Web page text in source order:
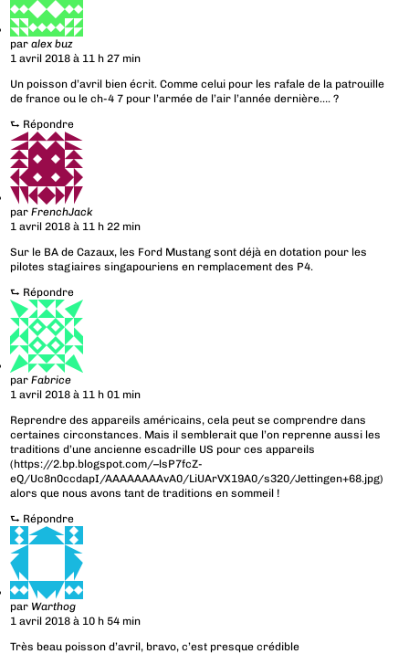
paralex buz
1 avril 2018 à 11 h 27 min
Un poisson d’avril bien écrit. Comme celui pour les rafale de la patrouille
de france ou le ch-4 7 pour l’armée de l’air l’année dernière…. ?
⮑ Répondre
parFrenchJack
1 avril 2018 à 11 h 22 min
Sur le BA de Cazaux, les Ford Mustang sont déjà en dotation pour les
pilotes stagiaires singapouriens en remplacement des P4.
⮑ Répondre
parFabrice
1 avril 2018 à 11 h 01 min
Reprendre des appareils américains, cela peut se comprendre dans
certaines circonstances. Mais il semblerait que l’on reprenne aussi les
traditions d’une ancienne escadrille US pour ces appareils
(https://2.bp.blogspot.com/–lsP7fcZ-
eQ/Uc8n0ccdapI/AAAAAAAAvA0/LiUArVX19A0/s320/Jettingen+68.jpg)
alors que nous avons tant de traditions en sommeil !
⮑ Répondre
par Warthog
1 avril 2018 à 10 h 54 min
Très beau poisson d’avril, bravo, c’est presque crédible